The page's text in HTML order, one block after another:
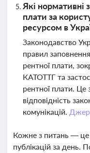
Які нормативні
плати за
ресурсом в
Законодавство
правил
рентної плати,
КАТОТТГ та
рентної плати. Це
відповідність
комунікацій.
Кожне з питань — це
публікацій за день.